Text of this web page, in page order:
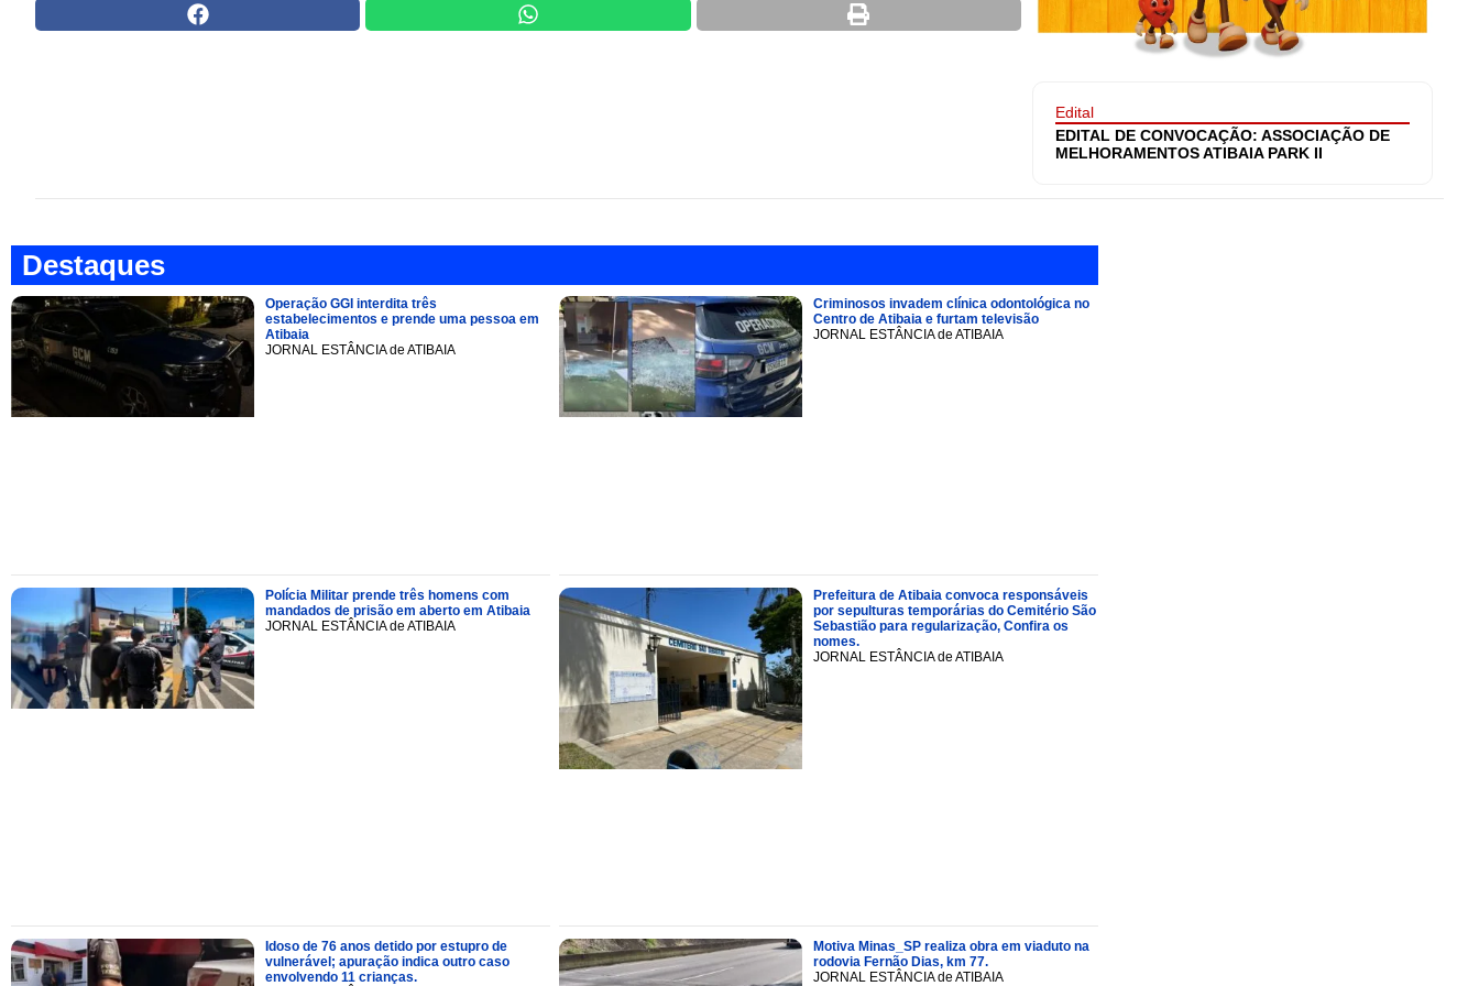
Edital
EDITAL DE CONVOCAÇÃO: ASSOCIAÇÃO DE
MELHORAMENTOS ATIBAIA PARK II
Destaques
Operação GGI interdita três
estabelecimentos e prende uma pessoa em
Atibaia
JORNAL ESTÂNCIA de ATIBAIA
Criminosos invadem clínica odontológica no
Centro de Atibaia e furtam televisão
JORNAL ESTÂNCIA de ATIBAIA
Polícia Militar prende três homens com
mandados de prisão em aberto em Atibaia
JORNAL ESTÂNCIA de ATIBAIA
Prefeitura de Atibaia convoca responsáveis
por sepulturas temporárias do Cemitério São
Sebastião para regularização, Confira os
nomes.
JORNAL ESTÂNCIA de ATIBAIA
Idoso de 76 anos detido por estupro de
vulnerável; apuração indica outro caso
envolvendo 11 crianças.
Motiva Minas_SP realiza obra em viaduto na
rodovia Fernão Dias, km 77.
JORNAL ESTÂNCIA de ATIBAIA